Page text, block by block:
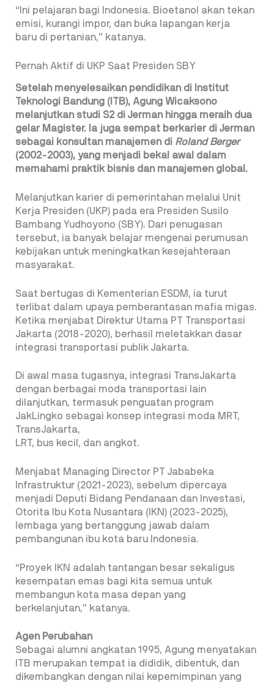
“Ini pelajaran bagi Indonesia. Bioetanol akan tekan
emisi, kurangi impor, dan buka lapangan kerja
baru di pertanian,” katanya.
Pernah Aktif di UKP Saat Presiden SBY
Setelah menyelesaikan pendidikan di Institut
Teknologi Bandung (ITB), Agung Wicaksono
melanjutkan studi S2 di Jerman hingga meraih dua
gelar Magister. Ia juga sempat berkarier di Jerman
sebagai konsultan manajemen di Roland Berger
(2002-2003), yang menjadi bekal awal dalam
memahami praktik bisnis dan manajemen global.
Melanjutkan karier di pemerintahan melalui Unit
Kerja Presiden (UKP) pada era Presiden Susilo
Bambang Yudhoyono (SBY). Dari penugasan
tersebut, ia banyak belajar mengenai perumusan
kebijakan untuk meningkatkan kesejahteraan
masyarakat.
Saat bertugas di Kementerian ESDM, ia turut
terlibat dalam upaya pemberantasan mafia migas.
Ketika menjabat Direktur Utama PT Transportasi
Jakarta (2018-2020), berhasil meletakkan dasar
integrasi transportasi publik Jakarta.
Di awal masa tugasnya, integrasi TransJakarta
dengan berbagai moda transportasi lain
dilanjutkan, termasuk penguatan program
JakLingko sebagai konsep integrasi moda MRT,
TransJakarta,
LRT, bus kecil, dan angkot.
Menjabat Managing Director PT Jababeka
Infrastruktur (2021-2023), sebelum dipercaya
menjadi Deputi Bidang Pendanaan dan Investasi,
Otorita Ibu Kota Nusantara (IKN) (2023-2025),
lembaga yang bertanggung jawab dalam
pembangunan ibu kota baru Indonesia.
“Proyek IKN adalah tantangan besar sekaligus
kesempatan emas bagi kita semua untuk
membangun kota masa depan yang
berkelanjutan,” katanya.
Agen Perubahan
Sebagai alumni angkatan 1995, Agung menyatakan
ITB merupakan tempat ia dididik, dibentuk, dan
dikembangkan dengan nilai kepemimpinan yang